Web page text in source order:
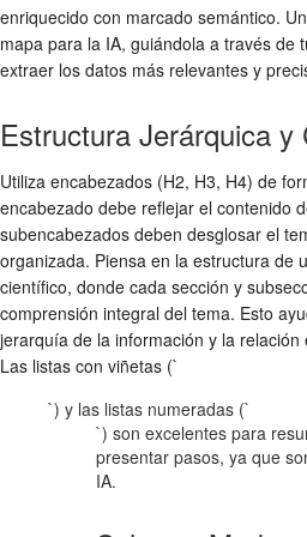
enriquecido con marcado semántico.
mapa para la IA, guiándola a través de
extraer los datos más relevantes y
Estructura Jerárquica y
Utiliza encabezados (H2, H3, H4) de
encabezado debe reflejar el contenido
subencabezados deben desglosar el
organizada. Piensa en la estructura de
científico, donde cada sección y
comprensión integral del tema. Esto
jerarquía de la información y la
Las listas con viñetas (`
`) y las listas numeradas (`
`) son excelentes para
presentar pasos, ya que
IA.